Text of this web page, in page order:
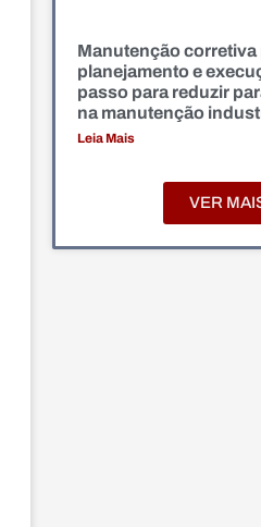
Manutenção
planejamento e
passo para reduzir
na manutenção
Leia Mais
VER